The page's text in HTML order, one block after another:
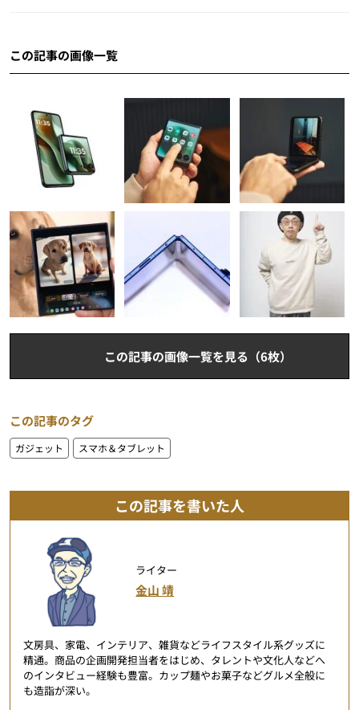
この記事の画像一覧
この記事の画像一覧を見る（6枚）
この記事のタグ
ガジェット スマホ＆タブレット
この記事を書いた人
ライター
金山 靖
文房具、家電、インテリア、雑貨などライフスタイル系グッズに
精通。商品の企画開発担当者をはじめ、タレントや文化人などへ
のインタビュー経験も豊富。カップ麺やお菓子などグルメ全般に
も造詣が深い。